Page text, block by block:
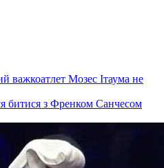
битися з Френком Санчесом